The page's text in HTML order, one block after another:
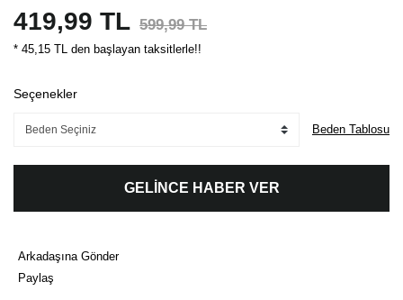
419,99 TL 599,99 TL
* 45,15 TL den başlayan taksitlerle!!
Seçenekler
Beden Tablosu
GELİNCE HABER VER
Arkadaşına Gönder
Paylaş